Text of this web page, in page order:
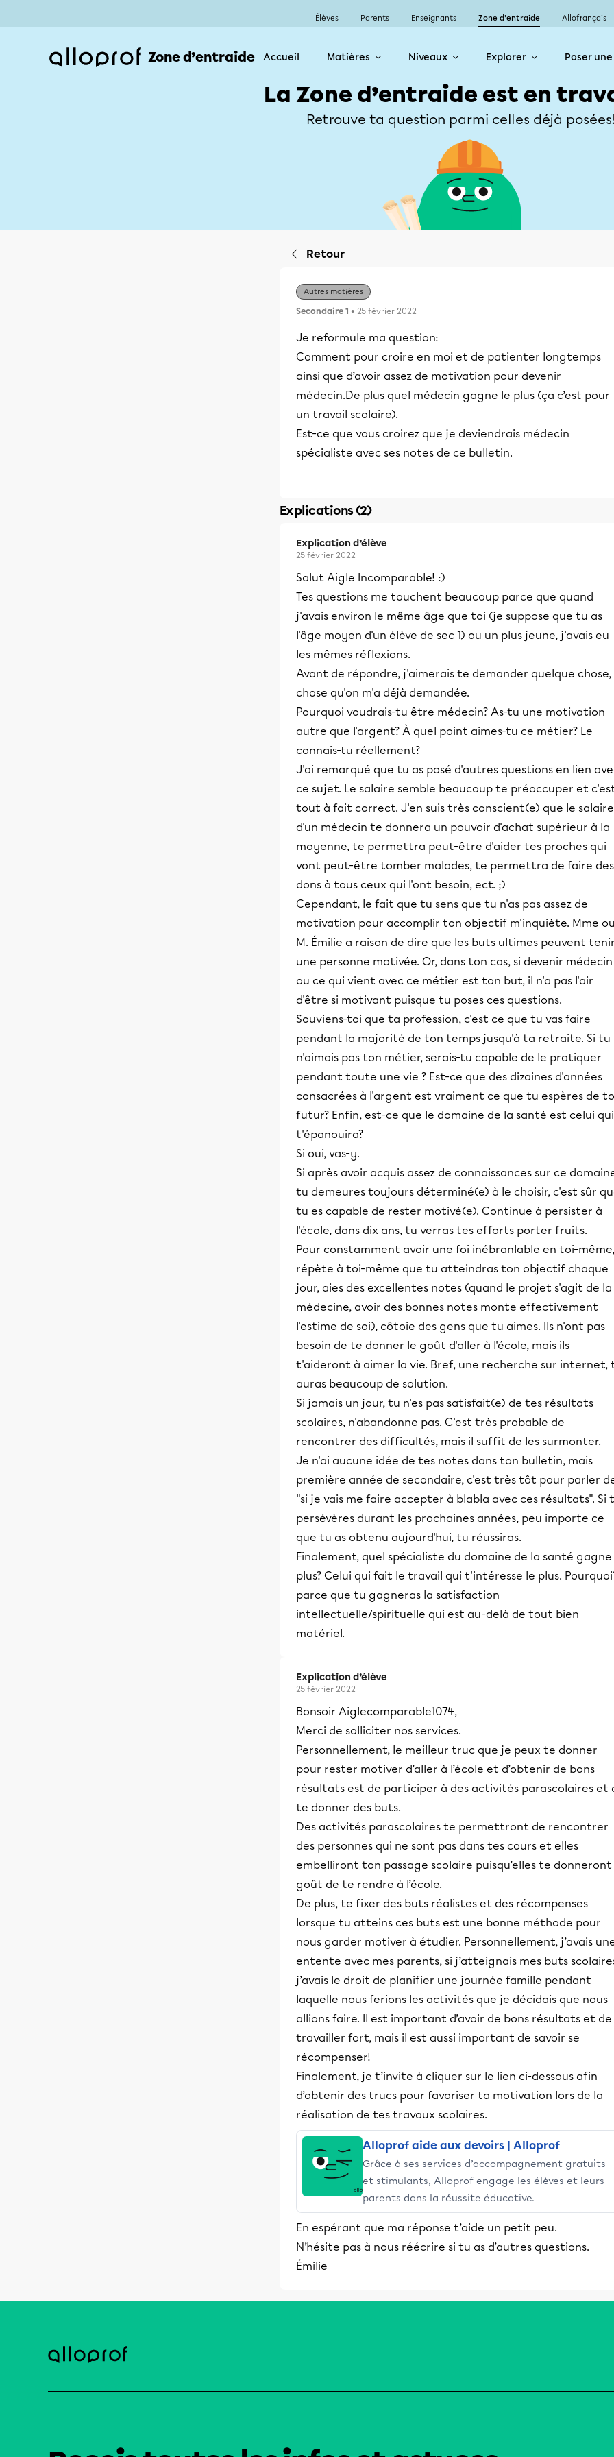
Élèves Parents Enseignants Zone d’entraide Allofrançais
Zone d’entraide Accueil Matières Niveaux Explorer Poser
La Zone d’entraide est en
Retrouve ta question parmi celles déjà
Retour
Autres matières
Secondaire 1 • 25 février 2022
Je reformule ma question:
Comment pour croire en moi et de patienter longtemps
ainsi que d’avoir assez de motivation pour devenir
médecin.De plus quel médecin gagne le plus (ça c’est pour
un travail scolaire).
Est-ce que vous croirez que je deviendrais médecin
spécialiste avec ses notes de ce bulletin.
Explications (2)
Explication d’élève
25 février 2022
Salut Aigle Incomparable! :)
Tes questions me touchent beaucoup parce que quand
j'avais environ le même âge que toi (je suppose que tu as
l'âge moyen d'un élève de sec 1) ou un plus jeune, j'avais eu
les mêmes réflexions.
Avant de répondre, j'aimerais te demander quelque chose,
chose qu'on m'a déjà demandée.
Pourquoi voudrais-tu être médecin? As-tu une motivation
autre que l'argent? À quel point aimes-tu ce métier? Le
connais-tu réellement?
J'ai remarqué que tu as posé d'autres questions en lien
ce sujet. Le salaire semble beaucoup te préoccuper et
tout à fait correct. J'en suis très conscient(e) que le salaire
d'un médecin te donnera un pouvoir d'achat supérieur à la
moyenne, te permettra peut-être d'aider tes proches qui
vont peut-être tomber malades, te permettra de faire des
dons à tous ceux qui l'ont besoin, ect. ;)
Cependant, le fait que tu sens que tu n'as pas assez de
motivation pour accomplir ton objectif m'inquiète. Mme
M. Émilie a raison de dire que les buts ultimes peuvent
une personne motivée. Or, dans ton cas, si devenir médecin
ou ce qui vient avec ce métier est ton but, il n'a pas l'air
d'être si motivant puisque tu poses ces questions.
Souviens-toi que ta profession, c'est ce que tu vas faire
pendant la majorité de ton temps jusqu'à ta retraite. Si tu
n'aimais pas ton métier, serais-tu capable de le pratiquer
pendant toute une vie ? Est-ce que des dizaines d'années
consacrées à l'argent est vraiment ce que tu espères de
futur? Enfin, est-ce que le domaine de la santé est celui qui
t'épanouira?
Si oui, vas-y.
Si après avoir acquis assez de connaissances sur ce
tu demeures toujours déterminé(e) à le choisir, c'est sûr
tu es capable de rester motivé(e). Continue à persister à
l'école, dans dix ans, tu verras tes efforts porter fruits.
Pour constamment avoir une foi inébranlable en toi-même,
répète à toi-même que tu atteindras ton objectif chaque
jour, aies des excellentes notes (quand le projet s'agit de la
médecine, avoir des bonnes notes monte effectivement
l'estime de soi), côtoie des gens que tu aimes. Ils n'ont pas
besoin de te donner le goût d'aller à l'école, mais ils
t'aideront à aimer la vie. Bref, une recherche sur internet,
auras beaucoup de solution.
Si jamais un jour, tu n'es pas satisfait(e) de tes résultats
scolaires, n'abandonne pas. C'est très probable de
rencontrer des difficultés, mais il suffit de les surmonter.
Je n'ai aucune idée de tes notes dans ton bulletin, mais
première année de secondaire, c'est très tôt pour parler
"si je vais me faire accepter à blabla avec ces résultats". Si
persévères durant les prochaines années, peu importe ce
que tu as obtenu aujourd'hui, tu réussiras.
Finalement, quel spécialiste du domaine de la santé gagne
plus? Celui qui fait le travail qui t'intéresse le plus.
parce que tu gagneras la satisfaction
intellectuelle/spirituelle qui est au-delà de tout bien
matériel.
Explication d’élève
25 février 2022
Bonsoir Aiglecomparable1074,
Merci de solliciter nos services.
Personnellement, le meilleur truc que je peux te donner
pour rester motiver d’aller à l’école et d’obtenir de bons
résultats est de participer à des activités parascolaires et
te donner des buts.
Des activités parascolaires te permettront de rencontrer
des personnes qui ne sont pas dans tes cours et elles
embelliront ton passage scolaire puisqu’elles te donneront
goût de te rendre à l’école.
De plus, te fixer des buts réalistes et des récompenses
lorsque tu atteins ces buts est une bonne méthode pour
nous garder motiver à étudier. Personnellement, j’avais
entente avec mes parents, si j’atteignais mes buts
j’avais le droit de planifier une journée famille pendant
laquelle nous ferions les activités que je décidais que nous
allions faire. Il est important d’avoir de bons résultats et de
travailler fort, mais il est aussi important de savoir se
récompenser!
Finalement, je t’invite à cliquer sur le lien ci-dessous afin
d’obtenir des trucs pour favoriser ta motivation lors de la
réalisation de tes travaux scolaires.
Alloprof aide aux devoirs | Alloprof
Grâce à ses services d’accompagnement gratuits
et stimulants, Alloprof engage les élèves et leurs
parents dans la réussite éducative.
En espérant que ma réponse t’aide un petit peu.
N’hésite pas à nous réécrire si tu as d’autres questions.
Émilie